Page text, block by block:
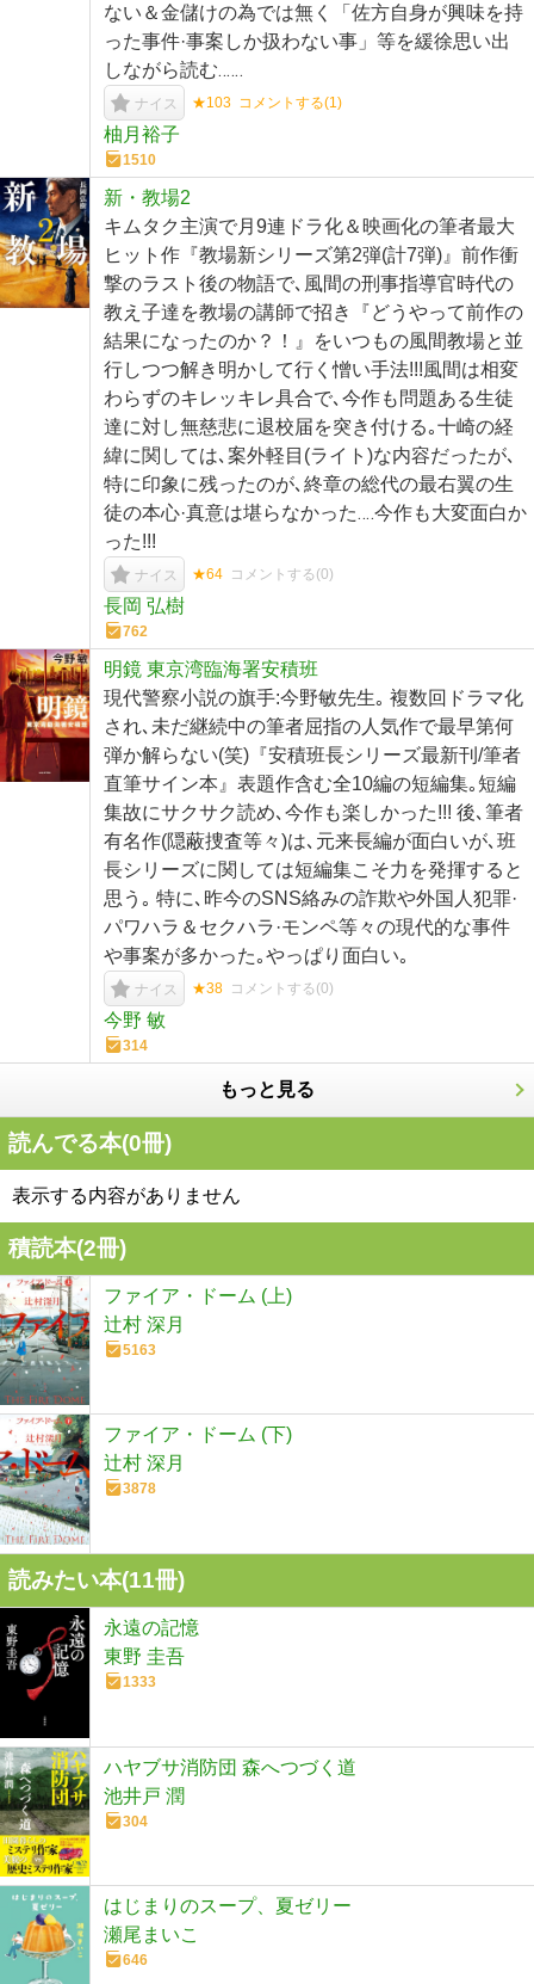
ない＆金儲けの為では無く「佐方自身が興味を持
った事件·事案しか扱わない事」等を緩徐思い出
しながら読む‥‥‥
ナイス ★103 コメントする(1)
柚月裕子
1510
新・教場2
キムタク主演で月9連ドラ化＆映画化の筆者最大
ヒット作『教場新シリーズ第2弾(計7弾)』前作衝
撃のラスト後の物語で､風間の刑事指導官時代の
教え子達を教場の講師で招き『どうやって前作の
結果になったのか？！』をいつもの風間教場と並
行しつつ解き明かして行く憎い手法!!!風間は相変
わらずのキレッキレ具合で､今作も問題ある生徒
達に対し無慈悲に退校届を突き付ける｡十崎の経
緯に関しては､案外軽目(ライト)な内容だったが､
特に印象に残ったのが､終章の総代の最右翼の生
徒の本心·真意は堪らなかった‥‥今作も大変面白か
った!!!
ナイス ★64 コメントする(0)
長岡 弘樹
762
明鏡 東京湾臨海署安積班
現代警察小説の旗手:今野敏先生｡ 複数回ドラマ化
され､未だ継続中の筆者屈指の人気作で最早第何
弾か解らない(笑)『安積班長シリーズ最新刊/筆者
直筆サイン本』表題作含む全10編の短編集｡短編
集故にサクサク読め､今作も楽しかった!!! 後､筆者
有名作(隠蔽捜査等々)は､元来長編が面白いが､班
長シリーズに関しては短編集こそ力を発揮すると
思う｡ 特に､昨今のSNS絡みの詐欺や外国人犯罪·
パワハラ＆セクハラ·モンペ等々の現代的な事件
や事案が多かった｡やっぱり面白い｡
ナイス ★38 コメントする(0)
今野 敏
314
もっと見る
読んでる本(0冊)
表示する内容がありません
積読本(2冊)
ファイア・ドーム (上)
辻村 深月
5163
ファイア・ドーム (下)
辻村 深月
3878
読みたい本(11冊)
永遠の記憶
東野 圭吾
1333
ハヤブサ消防団 森へつづく道
池井戸 潤
304
はじまりのスープ、夏ゼリー
瀬尾まいこ
646